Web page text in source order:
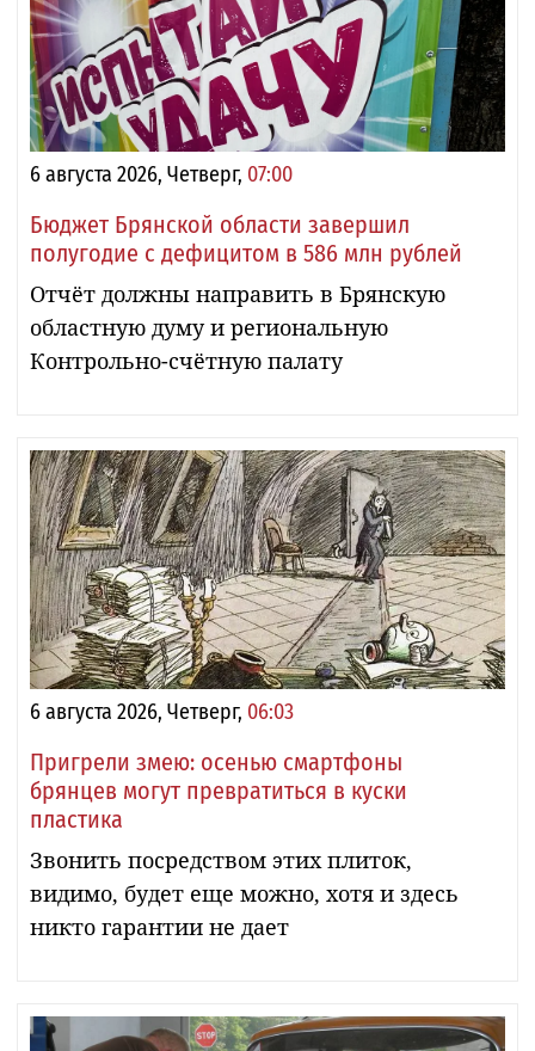
6 августа 2026, Четверг, 07:00
Бюджет Брянской области завершил
полугодие с дефицитом в 586 млн рублей
Отчёт должны направить в Брянскую
областную думу и региональную
Контрольно-счётную палату
6 августа 2026, Четверг, 06:03
Пригрели змею: осенью смартфоны
брянцев могут превратиться в куски
пластика
Звонить посредством этих плиток,
видимо, будет еще можно, хотя и здесь
никто гарантии не дает